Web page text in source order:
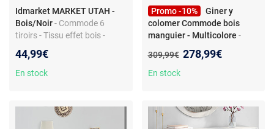
Idmarket MARKET UTAH -
Bois/Noir- Commode 6
tiroirs - Tissu effet bois -
cm
44,99€
En stock
Promo -10%
Giner y
colomer Commode bois
manguier - Multicolore -
manguier - décor peinte à la
main - multicolore
Ancien prix :
309,99€ Nouveau prix :
278,99€
En stock